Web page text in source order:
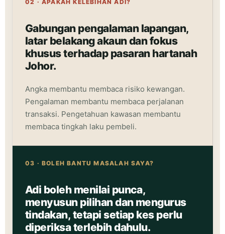
02 · APAKAH KELEBIHAN ADI?
Gabungan pengalaman lapangan,
latar belakang akaun dan fokus
khusus terhadap pasaran hartanah
Johor.
Angka membantu membaca risiko kewangan.
Pengalaman membantu membaca perjalanan
transaksi. Pengetahuan kawasan membantu
membaca tingkah laku pembeli.
03 · BOLEH BANTU MASALAH SAYA?
Adi boleh menilai punca,
menyusun pilihan dan mengurus
tindakan, tetapi setiap kes perlu
diperiksa terlebih dahulu.